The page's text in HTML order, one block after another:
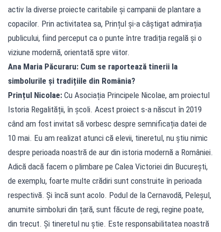
activ la diverse proiecte caritabile și campanii de plantare a
copacilor. Prin activitatea sa, Prințul și-a câștigat admirația
publicului, fiind perceput ca o punte între tradiția regală și o
viziune modernă, orientată spre viitor.
Ana Maria Păcuraru: Cum se raportează tinerii la
simbolurile și tradițiile din România?
Prințul Nicolae: Cu Asociația Principele Nicolae, am proiectul
Istoria Regalității, în școli. Acest proiect s-a născut în 2019
când am fost invitat să vorbesc despre semnificația datei de
10 mai. Eu am realizat atunci că elevii, tineretul, nu știu nimic
despre perioada noastră de aur din istoria modernă a României.
Adică dacă facem o plimbare pe Calea Victoriei din București,
de exemplu, foarte multe crădiri sunt construite în perioada
respectivă. Și încă sunt acolo. Podul de la Cernavodă, Peleșul,
anumite simboluri din țară, sunt făcute de regi, regine poate,
din trecut. Și tineretul nu știe. Este responsabilitatea noastră